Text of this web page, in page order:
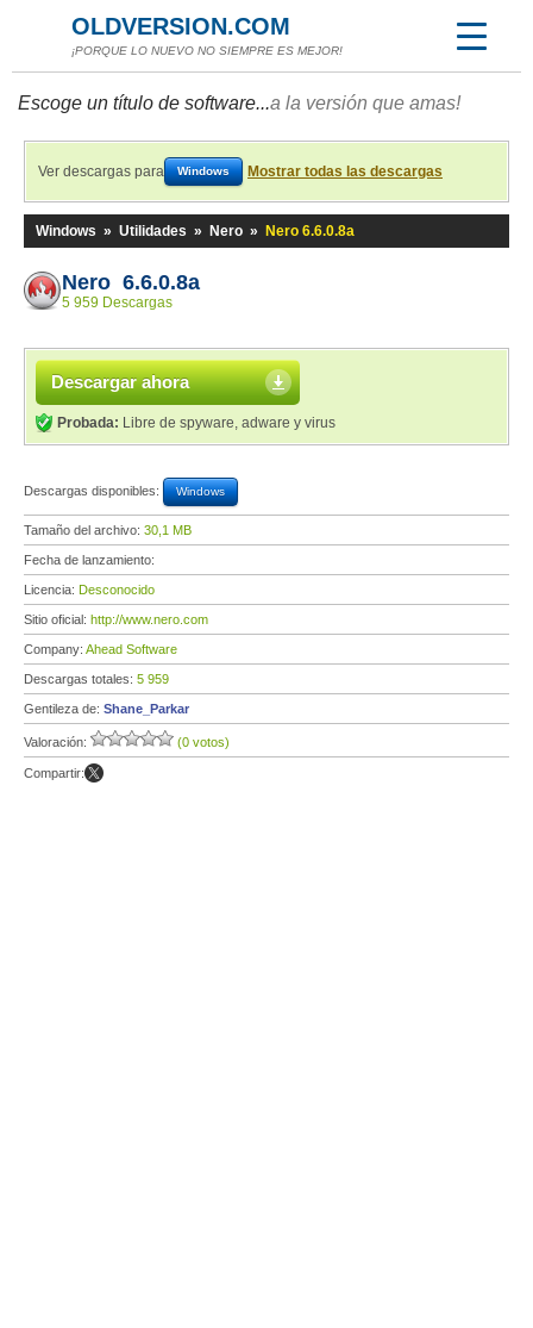
OLDVERSION.COM
¡PORQUE LO NUEVO NO SIEMPRE ES MEJOR!
Escoge un título de software...a la versión que amas!
Ver descargas para Windows Mostrar todas las descargas
Windows » Utilidades » Nero » Nero 6.6.0.8a
Nero 6.6.0.8a
5 959 Descargas
Descargar ahora
Probada: Libre de spyware, adware y virus
Descargas disponibles: Windows
Tamaño del archivo: 30,1 MB
Fecha de lanzamiento:
Licencia: Desconocido
Sitio oficial: http://www.nero.com
Company: Ahead Software
Descargas totales: 5 959
Gentileza de: Shane_Parkar
Valoración: (0 votos)
Compartir: